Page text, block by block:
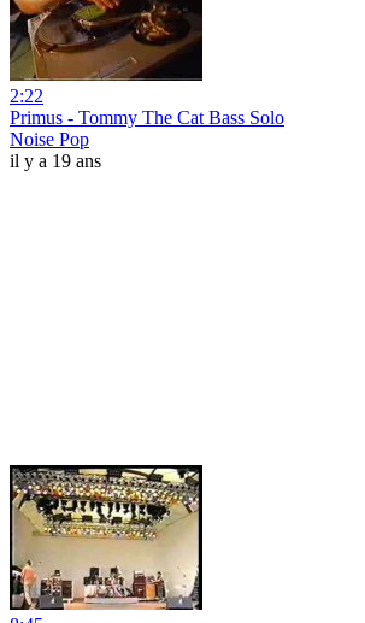
2:22
Primus - Tommy The Cat Bass Solo
Noise Pop
il y a 19 ans